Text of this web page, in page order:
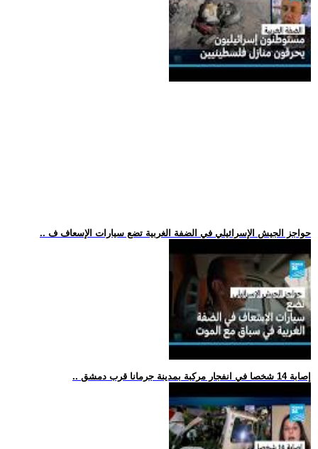
.. حواجز الجيش الإسرائيلي في الضفة الغربية تضع سيارات الإسعاف ف
.. إصابة 14 شخصا في انفجار مركبة بمدينة جرمانا قرب دمشق